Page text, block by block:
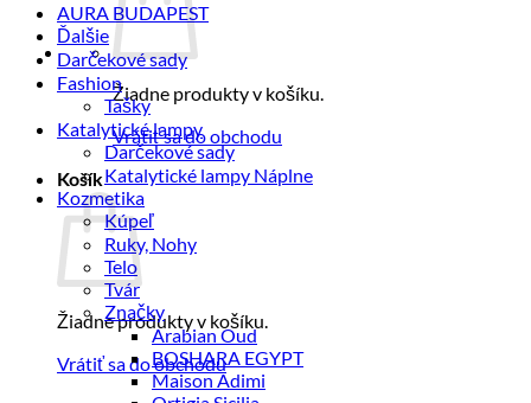
Žiadne produkty v košíku.
Vrátiť sa do obchodu
Košík
Žiadne produkty v košíku.
Vrátiť sa do obchodu
AURA BUDAPEST
Ďalšie
Darčekové sady
Fashion
Tašky
Katalytické lampy
Darčekové sady
Katalytické lampy Náplne
Kozmetika
Kúpeľ
Ruky, Nohy
Telo
Tvár
Značky
Arabian Oud
BOSHARA EGYPT
Maison Adimi